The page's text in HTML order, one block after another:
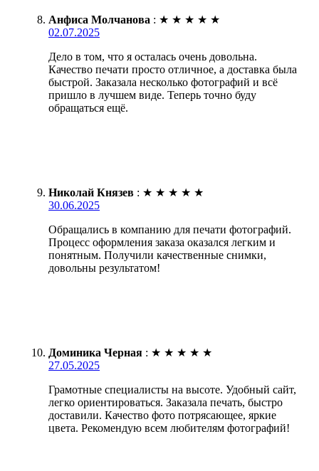
Анфиса Молчанова : ★ ★ ★ ★ ★
02.07.2025
Дело в том, что я осталась очень довольна.
Качество печати просто отличное, а доставка была
быстрой. Заказала несколько фотографий и всё
пришло в лучшем виде. Теперь точно буду
обращаться ещё.
Николай Князев : ★ ★ ★ ★ ★
30.06.2025
Обращались в компанию для печати фотографий.
Процесс оформления заказа оказался легким и
понятным. Получили качественные снимки,
довольны результатом!
Доминика Черная : ★ ★ ★ ★ ★
27.05.2025
Грамотные специалисты на высоте. Удобный сайт,
легко ориентироваться. Заказала печать, быстро
доставили. Качество фото потрясающее, яркие
цвета. Рекомендую всем любителям фотографий!